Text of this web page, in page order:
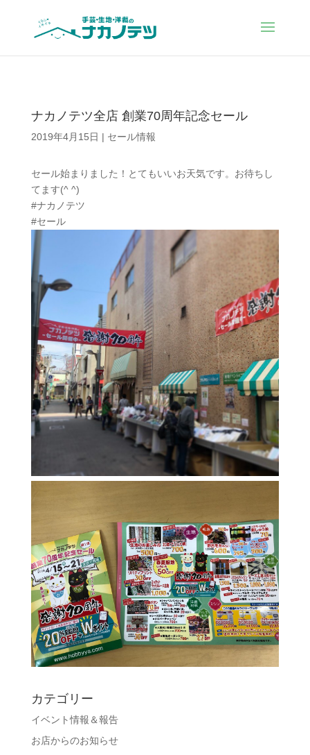
ナカノテツ全店 創業70周年記念セール
2019年4月15日 | セール情報
セール始まりました！とてもいいお天気です。お待ちし
てます(^ ^)
#ナカノテツ
#セール
カテゴリー
イベント情報＆報告
お店からのお知らせ